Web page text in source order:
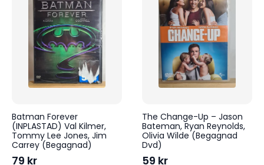
Batman Forever
(INPLASTAD) Val Kilmer,
Tommy Lee Jones, Jim
Carrey (Begagnad)
79 kr
The Change-Up – Jason
Bateman, Ryan Reynolds,
Olivia Wilde (Begagnad
Dvd)
59 kr